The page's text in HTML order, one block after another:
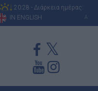
20:28 - Διάρκεια ημέρας:
IN ENGLISH A